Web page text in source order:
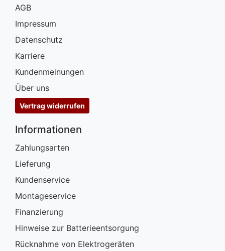
AGB
Impressum
Datenschutz
Karriere
Kundenmeinungen
Über uns
Vertrag widerrufen
Informationen
Zahlungsarten
Lieferung
Kundenservice
Montageservice
Finanzierung
Hinweise zur Batterieentsorgung
Rücknahme von Elektrogeräten